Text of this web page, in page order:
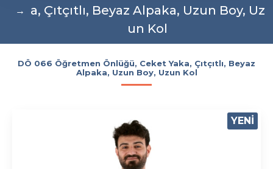
a, Çıtçıtlı, Beyaz Alpaka, Uzun Boy, Uz
un Kol
DÖ 066 Öğretmen Önlüğü, Ceket Yaka, Çıtçıtlı, Beyaz
Alpaka, Uzun Boy, Uzun Kol
YENI